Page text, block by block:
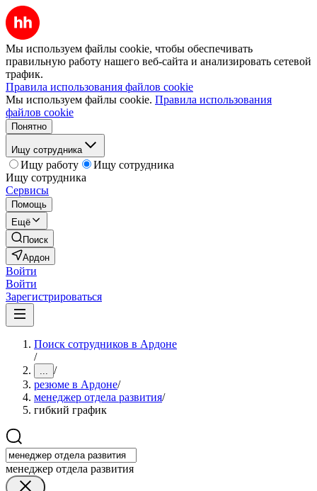
Мы используем файлы cookie, чтобы обеспечивать
правильную работу нашего веб-сайта и анализировать сетевой
трафик.
Правила использования файлов cookie
Мы используем файлы cookie. Правила использования
файлов cookie
Понятно
Ищу сотрудника
Ищу работу
Ищу сотрудника
Ищу сотрудника
Сервисы
Помощь
Ещё
Поиск
Ардон
Войти
Войти
Зарегистрироваться
Поиск сотрудников в Ардоне
/
... /
резюме в Ардоне/
менеджер отдела развития/
гибкий график
менеджер отдела развития